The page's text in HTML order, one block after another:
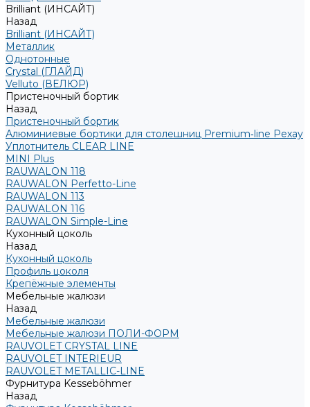
Brilliant (ИНСАЙТ)
Назад
Brilliant (ИНСАЙТ)
Металлик
Однотонные
Crystal (ГЛАЙД)
Velluto (ВЕЛЮР)
Пристеночный бортик
Назад
Пристеночный бортик
Алюминиевые бортики для столешниц Premium‑line Рехау
Уплотнитель CLEAR LINE
MINI Plus
RAUWALON 118
RAUWALON Perfetto-Line
RAUWALON 113
RAUWALON 116
RAUWALON Simple-Line
Кухонный цоколь
Назад
Кухонный цоколь
Профиль цоколя
Крепёжные элементы
Мебельные жалюзи
Назад
Мебельные жалюзи
Мебельные жалюзи ПОЛИ-ФОРМ
RAUVOLET CRYSTAL LINE
RAUVOLET INTERIEUR
RAUVOLET METALLIC-LINE
Фурнитура Kesseböhmer
Назад